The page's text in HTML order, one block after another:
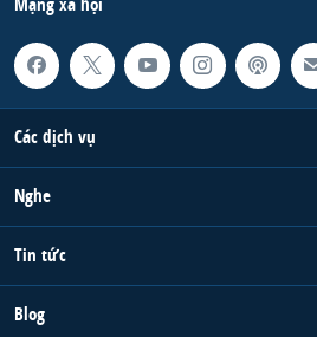
Các dịch vụ
Nghe
Tin tức
Blog